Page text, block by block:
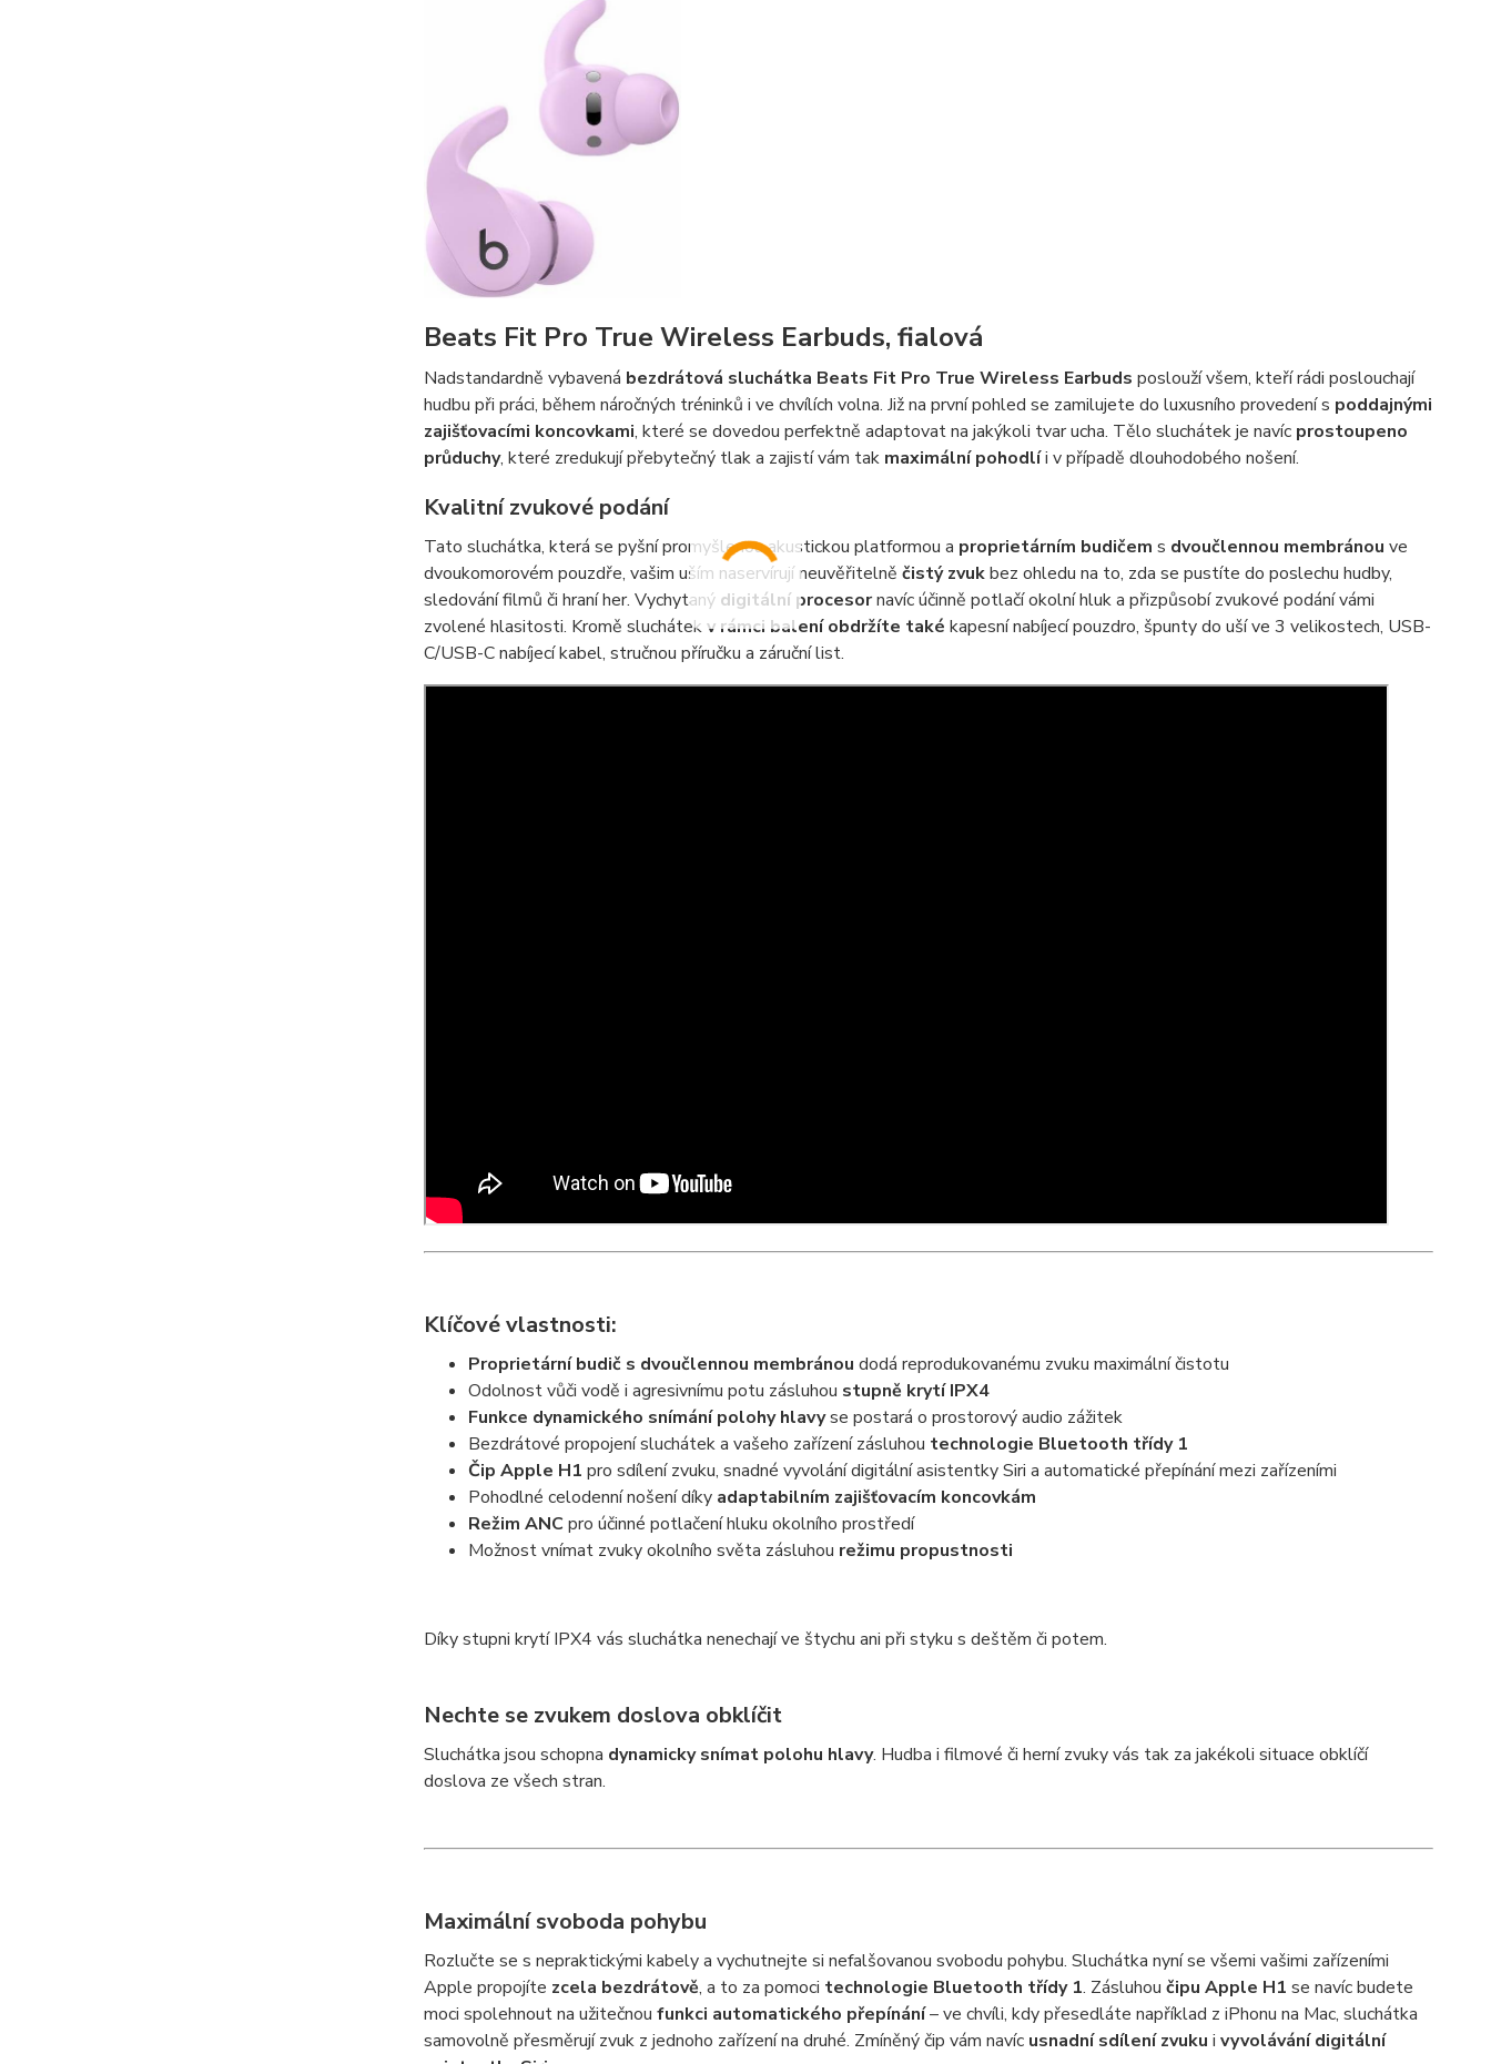
Beats Fit Pro True Wireless Earbuds, fialová
Nadstandardně vybavená bezdrátová sluchátka Beats Fit Pro True Wireless Earbuds poslouží všem, kteří rádi poslouchají
hudbu při práci, během náročných tréninků i ve chvílích volna. Již na první pohled se zamilujete do luxusního provedení s poddajnými
zajišťovacími koncovkami, které se dovedou perfektně adaptovat na jakýkoli tvar ucha. Tělo sluchátek je navíc prostoupeno
průduchy, které zredukují přebytečný tlak a zajistí vám tak maximální pohodlíi v případě dlouhodobého nošení.
Kvalitní zvukové podání
Tato sluchátka, která se pyšní promyšlenou akustickou platformou a proprietárním budičem s dvoučlennou membránou ve
dvoukomorovém pouzdře, vašim uším naservírují neuvěřitelně čistý zvukbez ohledu na to, zda se pustíte do poslechu hudby,
sledování filmů či hraní her. Vychytaný digitální procesornavíc účinně potlačí okolní hluk a přizpůsobí zvukové podání vámi
zvolené hlasitosti. Kromě sluchátekv rámci balení obdržíte také kapesní nabíjecí pouzdro, špunty do uší ve 3 velikostech, USB-
C/USB-C nabíjecí kabel, stručnou příručku a záruční list.
Klíčové vlastnosti:
Proprietární budič s dvoučlennou membránou dodá reprodukovanému zvuku maximální čistotu
Odolnost vůči vodě i agresivnímu potu zásluhou stupně krytí IPX4
Funkce dynamického snímání polohy hlavyse postará o prostorový audio zážitek
Bezdrátové propojení sluchátek a vašeho zařízení zásluhou technologie Bluetooth třídy 1
Čip Apple H1 pro sdílení zvuku, snadné vyvolání digitální asistentky Siri a automatické přepínání mezi zařízeními
Pohodlné celodenní nošení díky adaptabilním zajišťovacím koncovkám
Režim ANC pro účinné potlačení hluku okolního prostředí
Možnost vnímat zvuky okolního světa zásluhou režimu propustnosti
Díky stupni krytí IPX4 vás sluchátka nenechají ve štychu ani při styku s deštěm či potem.
Nechte se zvukem doslova obklíčit
Sluchátka jsou schopna dynamicky snímat polohu hlavy. Hudba i filmové či herní zvuky vás tak za jakékoli situace obklíčí
doslova ze všech stran.
Maximální svoboda pohybu
Rozlučte se s nepraktickými kabely a vychutnejte si nefalšovanou svobodu pohybu. Sluchátka nyní se všemi vašimi zařízeními
Apple propojíte zcela bezdrátově, a to za pomoci technologie Bluetooth třídy 1. Zásluhou čipu Apple H1 se navíc budete
moci spolehnout na užitečnou funkci automatického přepínání– ve chvíli, kdy přesedláte například z iPhonu na Mac, sluchátka
samovolně přesměrují zvuk z jednoho zařízení na druhé. Zmíněný čip vám navíc usnadní sdílení zvuku i vyvolávání digitální